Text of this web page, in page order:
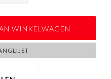
WINKELWAGEN